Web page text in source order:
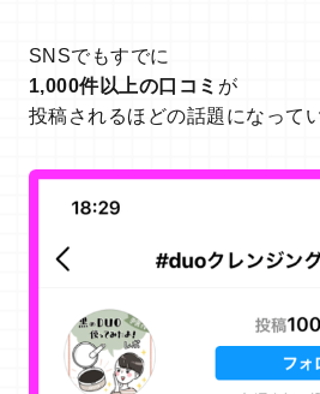
SNSでもすでに
1,000件以上の口コミ が
投稿されるほどの話題になって